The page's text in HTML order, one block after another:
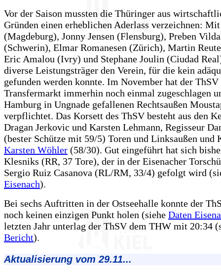
Vor der Saison mussten die Thüringer aus
Gründen einen erheblichen Aderlass verzeichnen:
(Magdeburg), Jonny Jensen (Flensburg), Preben
(Schwerin), Elmar Romanesen (Zürich), Martin
Eric Amalou (Ivry) und Stephane Joulin (Ciudad
diverse Leistungsträger den Verein, für die kein
gefunden werden konnte. Im November hat der
Transfermarkt immerhin noch einmal zugeschlagen
Hamburg in Ungnade gefallenen Rechtsaußen
verpflichtet. Das Korsett des ThSV besteht aus den
Dragan Jerkovic und Karsten Lehmann, Regisseur
(bester Schütze mit 59/5) Toren und Linksaußen und
Karsten Wöhler (58/30). Gut eingeführt hat sich
Klesniks (RR, 37 Tore), der in der Eisenacher
Sergio Ruiz Casanova (RL/RM, 33/4) gefolgt wird
Eisenach).
Bei sechs Auftritten in der Ostseehalle konnte der
noch keinen einzigen Punkt holen (siehe Daten
letzten Jahr unterlag der ThSV dem THW mit 20:34
Bericht).
Aktualisierung vom 29.11...